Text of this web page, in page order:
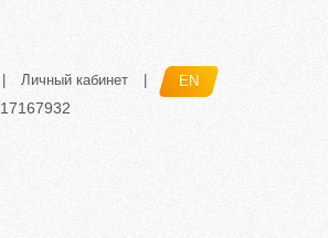
Личный кабинет EN
17167932